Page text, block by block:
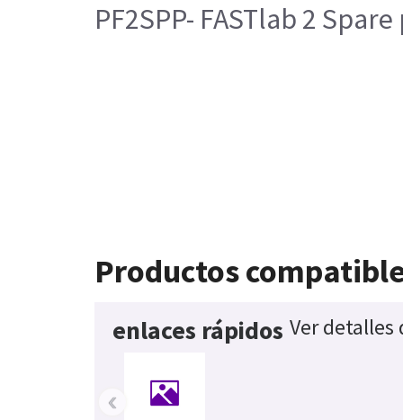
PF2SPP- FASTlab 2
Productos
enlaces rápidos Ver
‹